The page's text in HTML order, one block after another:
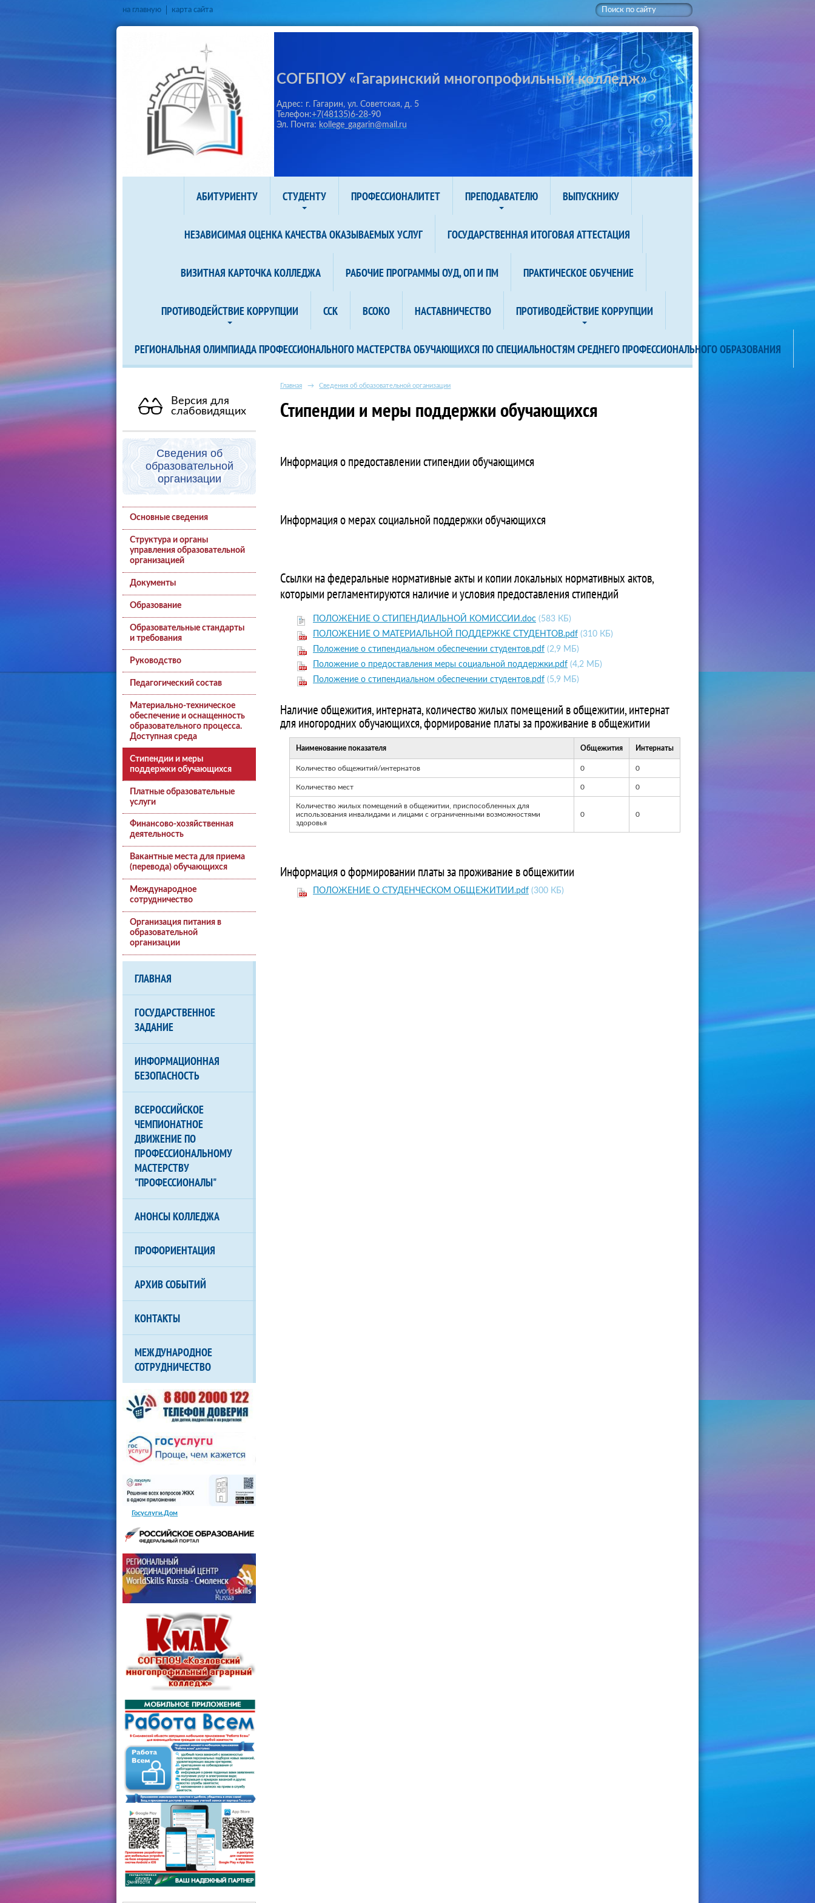
на главную карта сайта
СОГБПОУ «Гагаринский многопрофильный колледж»
Адрес: г. Гагарин, ул. Советская, д. 5
Телефон:+7(48135)6-28-90
Эл. Почта: kollege_gagarin@mail.ru
АБИТУРИЕНТУ СТУДЕНТУ ПРОФЕССИОНАЛИТЕТ ПРЕПОДАВАТЕЛЮ ВЫПУСКНИКУ
НЕЗАВИСИМАЯ ОЦЕНКА КАЧЕСТВА ОКАЗЫВАЕМЫХ УСЛУГ ГОСУДАРСТВЕННАЯ ИТОГОВАЯ АТТЕСТАЦИЯ
ВИЗИТНАЯ КАРТОЧКА КОЛЛЕДЖА РАБОЧИЕ ПРОГРАММЫ ОУД, ОП И ПМ ПРАКТИЧЕСКОЕ ОБУЧЕНИЕ
ПРОТИВОДЕЙСТВИЕ КОРРУПЦИИ ССК ВСОКО НАСТАВНИЧЕСТВО ПРОТИВОДЕЙСТВИЕ КОРРУПЦИИ
РЕГИОНАЛЬНАЯ ОЛИМПИАДА ПРОФЕССИОНАЛЬНОГО МАСТЕРСТВА ОБУЧАЮЩИХСЯ ПО СПЕЦИАЛЬНОСТЯМ СРЕДНЕГО ПРОФЕССИОНАЛЬНОГО ОБРАЗОВАНИЯ
Версия для
слабовидящих
Сведения об
образовательной
организации
Основные сведения
Структура и органы
управления образовательной
организацией
Документы
Образование
Образовательные стандарты
и требования
Руководство
Педагогический состав
Материально-техническое
обеспечение и оснащенность
образовательного процесса.
Доступная среда
Стипендии и меры
поддержки обучающихся
Платные образовательные
услуги
Финансово-хозяйственная
деятельность
Вакантные места для приема
(перевода) обучающихся
Международное
сотрудничество
Организация питания в
образовательной
организации
ГЛАВНАЯ
ГОСУДАРСТВЕННОЕ
ЗАДАНИЕ
ИНФОРМАЦИОННАЯ
БЕЗОПАСНОСТЬ
ВСЕРОССИЙСКОЕ
ЧЕМПИОНАТНОЕ
ДВИЖЕНИЕ ПО
ПРОФЕССИОНАЛЬНОМУ
МАСТЕРСТВУ
"ПРОФЕССИОНАЛЫ"
АНОНСЫ КОЛЛЕДЖА
ПРОФОРИЕНТАЦИЯ
АРХИВ СОБЫТИЙ
КОНТАКТЫ
МЕЖДУНАРОДНОЕ
СОТРУДНИЧЕСТВО
Госуслуги.Дом
Главная → Сведения об образовательной организации
Стипендии и меры поддержки обучающихся
Информация о предоставлении стипендии обучающимся
Информация о мерах социальной поддержки обучающихся
Ссылки на федеральные нормативные акты и копии локальных нормативных актов,
которыми регламентируются наличие и условия предоставления стипендий
ПОЛОЖЕНИЕ О СТИПЕНДИАЛЬНОЙ КОМИССИИ.doc (583 КБ)
ПОЛОЖЕНИЕ О МАТЕРИАЛЬНОЙ ПОДДЕРЖКЕ СТУДЕНТОВ.pdf (310 КБ)
Положение о стипендиальном обеспечении студентов.pdf (2,9 МБ)
Положение о предоставления меры социальной поддержки.pdf (4,2 МБ)
Положение о стипендиальном обеспечении студентов.pdf (5,9 МБ)
Наличие общежития, интерната, количество жилых помещений в общежитии, интернат
для иногородних обучающихся, формирование платы за проживание в общежитии
Наименование показателя Общежития Интернаты
Количество общежитий/интернатов 0 0
Количество мест 0 0
Количество жилых помещений в общежитии, приспособленных для
использования инвалидами и лицами с ограниченными возможностями
здоровья
0 0
Информация о формировании платы за проживание в общежитии
ПОЛОЖЕНИЕ О СТУДЕНЧЕСКОМ ОБЩЕЖИТИИ.pdf (300 КБ)